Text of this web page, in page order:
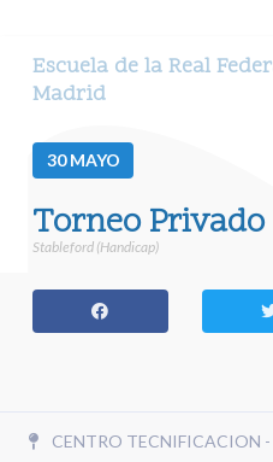
Escuela de la Real
Madrid
30MAYO
Torneo Privado
Stableford (Handicap)
CENTRO TECNIFICACION -